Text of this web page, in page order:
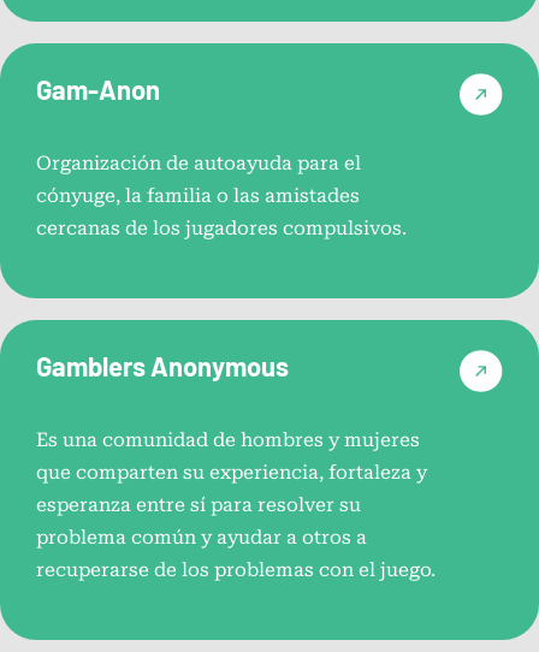
Gam-Anon
Organización de autoayuda para el
cónyuge, la familia o las amistades
cercanas de los jugadores compulsivos.
Gamblers Anonymous
Es una comunidad de hombres y mujeres
que comparten su experiencia, fortaleza y
esperanza entre sí para resolver su
problema común y ayudar a otros a
recuperarse de los problemas con el juego.